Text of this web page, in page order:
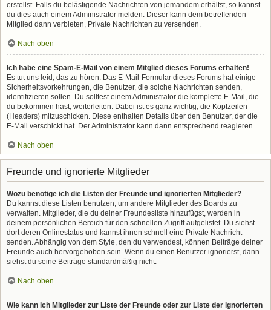
erstellst. Falls du belästigende Nachrichten von jemandem erhältst, so kannst
du dies auch einem Administrator melden. Dieser kann dem betreffenden
Mitglied dann verbieten, Private Nachrichten zu versenden.
Nach oben
Ich habe eine Spam-E-Mail von einem Mitglied dieses Forums erhalten!
Es tut uns leid, das zu hören. Das E-Mail-Formular dieses Forums hat einige
Sicherheitsvorkehrungen, die Benutzer, die solche Nachrichten senden,
identifizieren sollen. Du solltest einem Administrator die komplette E-Mail, die
du bekommen hast, weiterleiten. Dabei ist es ganz wichtig, die Kopfzeilen
(Headers) mitzuschicken. Diese enthalten Details über den Benutzer, der die
E-Mail verschickt hat. Der Administrator kann dann entsprechend reagieren.
Nach oben
Freunde und ignorierte Mitglieder
Wozu benötige ich die Listen der Freunde und ignorierten Mitglieder?
Du kannst diese Listen benutzen, um andere Mitglieder des Boards zu
verwalten. Mitglieder, die du deiner Freundesliste hinzufügst, werden in
deinem persönlichen Bereich für den schnellen Zugriff aufgelistet. Du siehst
dort deren Onlinestatus und kannst ihnen schnell eine Private Nachricht
senden. Abhängig von dem Style, den du verwendest, können Beiträge deiner
Freunde auch hervorgehoben sein. Wenn du einen Benutzer ignorierst, dann
siehst du seine Beiträge standardmäßig nicht.
Nach oben
Wie kann ich Mitglieder zur Liste der Freunde oder zur Liste der ignorierten